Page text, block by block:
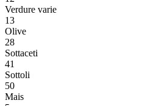
Verdure varie
13
Olive
28
Sottaceti
41
Sottoli
50
Mais